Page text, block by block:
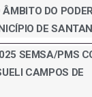
DO
DE
SEMSA/PMS
CAMPOS DE